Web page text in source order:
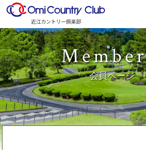
近江カントリー倶楽部
会員ページ